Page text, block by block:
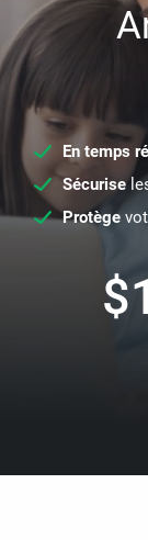
En temps
Sécurise
Protège
$